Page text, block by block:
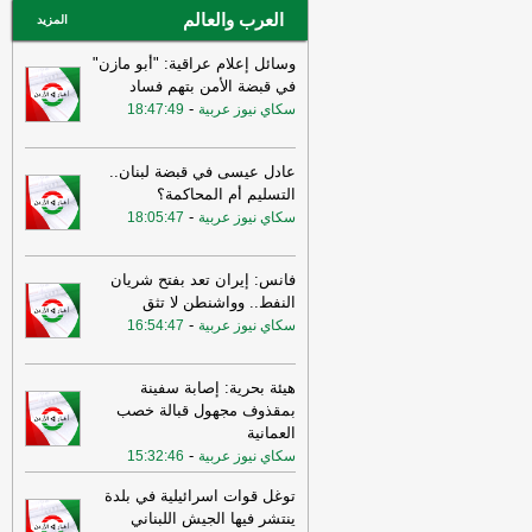
الأخباريالعرب والعالم المزيد
وسائل إعلام عراقية: "أبو مازن"
في قبضة الأمن بتهم فساد
سكاي نيوز عربية -
18:47:49
عادل عيسى في قبضة لبنان..
التسليم أم المحاكمة؟
سكاي نيوز عربية -
18:05:47
فانس: إيران تعد بفتح شريان
النفط.. وواشنطن لا تثق
سكاي نيوز عربية -
16:54:47
هيئة بحرية: إصابة سفينة
بمقذوف مجهول قبالة خصب
العمانية
سكاي نيوز عربية -
15:32:46
توغل قوات اسرائيلية في بلدة
ينتشر فيها الجيش اللبناني